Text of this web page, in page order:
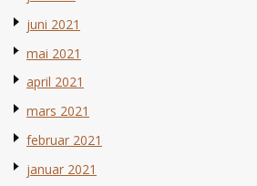
juni 2021
mai 2021
april 2021
mars 2021
februar 2021
januar 2021